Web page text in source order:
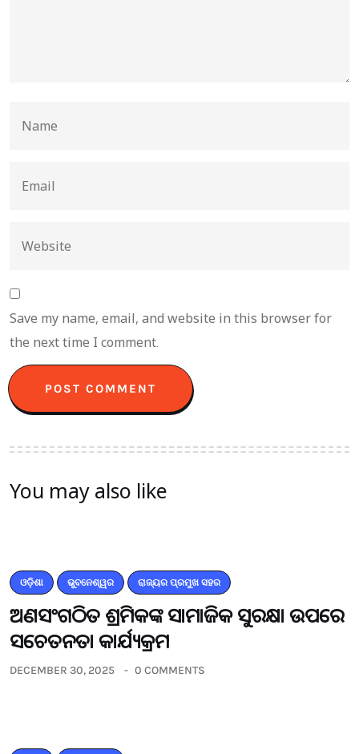
Save my name, email, and website in this browser for
the next time I comment.
You may also like
ଓଡ଼ିଶା ଭୁବନେଶ୍ୱର ରାଜ୍ୟର ପ୍ରମୁଖ ସହର
ଅଣସଂଗଠିତ ଶ୍ରମିକଙ୍କ ସାମାଜିକ ସୁରକ୍ଷା ଉପରେ
ସଚେତନତା କାର୍ଯ୍ୟକ୍ରମ
DECEMBER 30, 2025 0 COMMENTS